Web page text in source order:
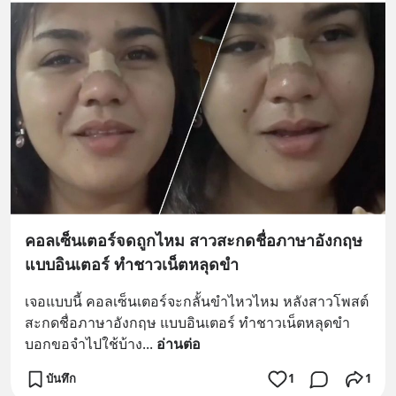
คอลเซ็นเตอร์จดถูกไหม สาวสะกดชื่อภาษาอังกฤษ
แบบอินเตอร์ ทำชาวเน็ตหลุดขำ
เจอแบบนี้ คอลเซ็นเตอร์จะกลั้นขำไหวไหม หลังสาวโพสต์
สะกดชื่อภาษาอังกฤษ แบบอินเตอร์ ทำชาวเน็ตหลุดขำ
บอกขอจำไปใช้บ้าง... อ่านต่อ
บันทึก 1 1